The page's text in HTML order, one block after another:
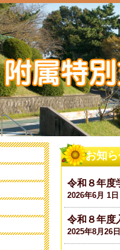
お知
令和８年度
2026年6月 1
令和８年度
2025年8月26